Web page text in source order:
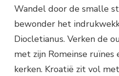
Wandel door de smalle
bewonder het
Diocletianus. Verken de
met zijn Romeinse
kerken. Kroatië zit vol